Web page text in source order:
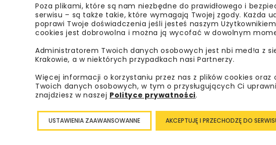
Sterczyński, który w ciągu roku pracy w Unibep nie tylko poznał
i znakomicie komunikuje się z rynkiem –dodał Blocher.
Poza plikami, które są nam niezbędne do prawidłowego i
serwisu – są także takie, które wymagają Twojej zgody. Każda
poprawi Twoje doświadczenia jeśli jesteś naszym
cookies jest dobrowolna i można ją wycofać w dowolnym
Administratorem Twoich danych osobowych jest nbi med!a z
Krakowie, a w niektórych przypadkach nasi Partnerzy.
Więcej informacji o korzystaniu przez nas z plików cookies oraz
Twoich danych osobowych, w tym o przysługujących Ci
znajdziesz w naszej Polityce prywatności.
AKCEPTUJĘ I PRZECHODZĘ DO
USTAWIENIA ZAAWANSOWANNE